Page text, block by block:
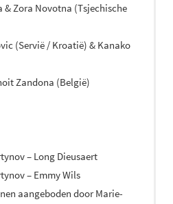
& Zora Novotna (Tsjechische
(Servië / Kroatië) & Kanako
Zandona (België)
– Long Dieusaert
– Emmy Wils
aangeboden door Marie-